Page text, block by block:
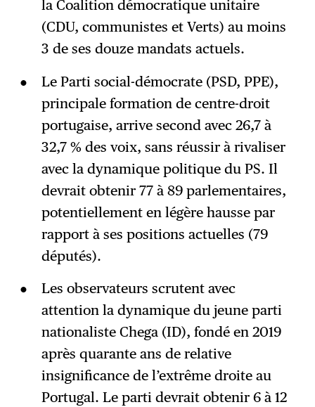
la Coalition démocratique unitaire
(CDU, communistes et Verts) au moins
3 de ses douze mandats actuels.
Le Parti social-démocrate (PSD, PPE),
principale formation de centre-droit
portugaise, arrive second avec 26,7 à
32,7 % des voix, sans réussir à rivaliser
avec la dynamique politique du PS. Il
devrait obtenir 77 à 89 parlementaires,
potentiellement en légère hausse par
rapport à ses positions actuelles (79
députés).
Les observateurs scrutent avec
attention la dynamique du jeune parti
nationaliste Chega (ID), fondé en 2019
après quarante ans de relative
insignificance de l’extrême droite au
Portugal. Le parti devrait obtenir 6 à 12